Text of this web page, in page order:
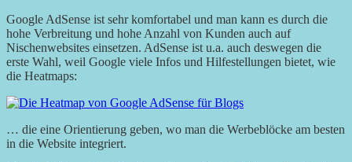
Google AdSense ist sehr komfortabel und man kann es durch die
hohe Verbreitung und hohe Anzahl von Kunden auch auf
Nischenwebsites einsetzen. AdSense ist u.a. auch deswegen die
erste Wahl, weil Google viele Infos und Hilfestellungen bietet, wie
die Heatmaps:
… die eine Orientierung geben, wo man die Werbeblöcke am besten
in die Website integriert.